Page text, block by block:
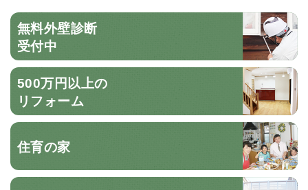
無料外壁診断
受付中
500万円以上の
リフォーム
住育の家